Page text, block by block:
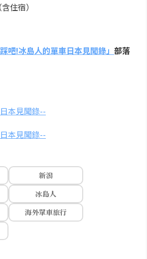
住宿）
踩吧!冰島人的單車日本見聞錄」 部落
本見聞錄--
本見聞錄--
新潟
冰島人
海外單車旅行